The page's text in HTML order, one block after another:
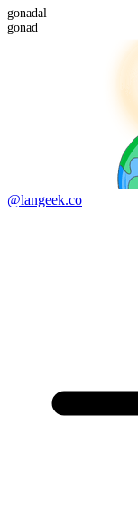
gonadal
gonad
@langeek.co